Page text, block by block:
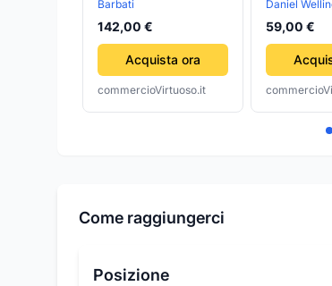
123691 02
Barbati
142,00 €
Acquista ora
commercioVirtuoso.it
ROSE GOLD
Daniel
59,00 €
Come raggiungerci
Posizione